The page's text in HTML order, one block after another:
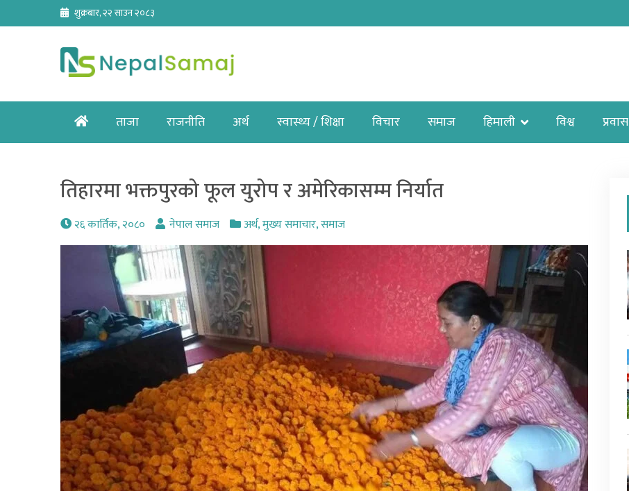
content
शुक्रबार, २२ साउन २०८३
Homeताजा राजनीति अर्थ स्वास्थ्य / शिक्षा विचार समाज हिमाली विश्व प्रवास
तिहारमा भक्तपुरको फूल युरोप र अमेरिकासम्म निर्यात
२६ कार्तिक, २०८० नेपाल समाज अर्थ,मुख्य समाचार,समाज